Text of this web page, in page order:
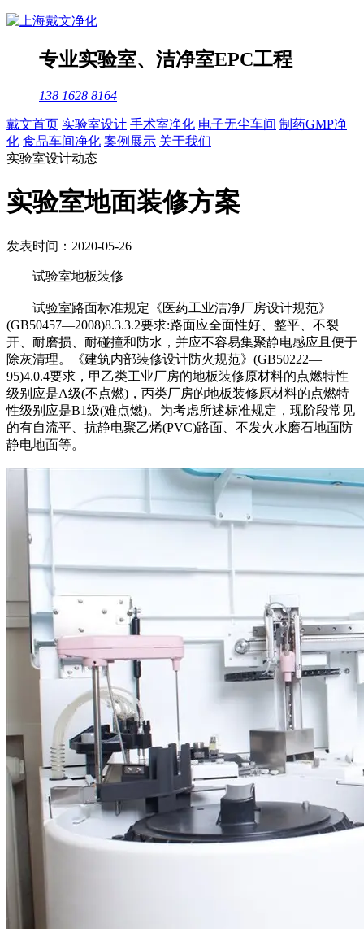
专业实验室、 洁净室EPC工程
138 1628 8164
戴文首页 实验室设计 手术室净化 电子无尘车间 制药GMP净
化 食品车间净化 案例展示 关于我们
实验室设计动态
实验室地面装修方案
发表时间：2020-05-26
试验室地板装修
试验室路面标准规定《医药工业洁净厂房设计规范》
(GB50457—2008)8.3.3.2要求:路面应全面性好、整平、不裂
开、耐磨损、耐碰撞和防水，并应不容易集聚静电感应且便于
除灰清理。《建筑内部装修设计防火规范》(GB50222—
95)4.0.4要求，甲乙类工业厂房的地板装修原材料的点燃特性
级别应是A级(不点燃)，丙类厂房的地板装修原材料的点燃特
性级别应是B1级(难点燃)。为考虑所述标准规定，现阶段常见
的有自流平、抗静电聚乙烯(PVC)路面、不发火水磨石地面防
静电地面等。